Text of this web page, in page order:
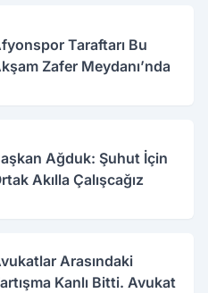
Taraftarı Bu
Zafer Meydanı’nda
Ağduk: Şuhut İçin
Akılla Çalışcağız
Arasındaki
Kanlı Bitti. Avukat